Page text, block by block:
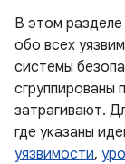
В этом
обо всех
системы
сгруппированы
затрагивают.
где указаны
уязвимости,